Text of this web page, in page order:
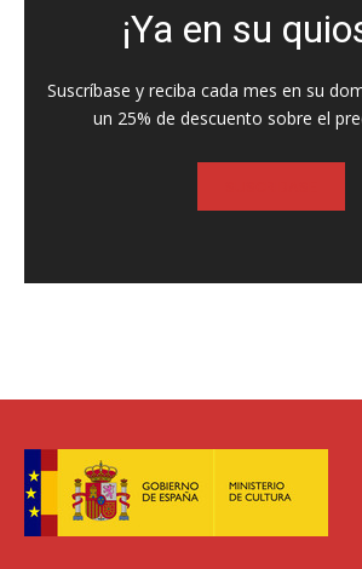
¡Ya en su
Suscríbase y reciba cada mes en su
un 25% de descuento sobre el